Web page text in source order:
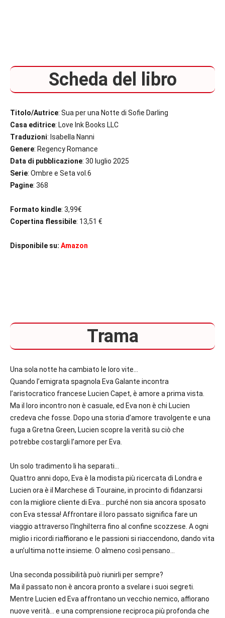
Scheda del libro
Titolo/Autrice: Sua per una Notte di Sofie Darling
Casa editrice: Love Ink Books LLC
Traduzioni: Isabella Nanni
Genere: Regency Romance
Data di pubblicazione: 30 luglio 2025
Serie: Ombre e Seta vol.6
Pagine: 368
Formato kindle: 3,99€
Copertina flessibile: 13,51 €
Disponibile su: Amazon
Trama
Una sola notte ha cambiato le loro vite…
Quando l’emigrata spagnola Eva Galante incontra
l’aristocratico francese Lucien Capet, è amore a prima vista.
Ma il loro incontro non è casuale, ed Eva non è chi Lucien
credeva che fosse. Dopo una storia d’amore travolgente e una
fuga a Gretna Green, Lucien scopre la verità su ciò che
potrebbe costargli l’amore per Eva.
Un solo tradimento li ha separati…
Quattro anni dopo, Eva è la modista più ricercata di Londra e
Lucien ora è il Marchese di Touraine, in procinto di fidanzarsi
con la migliore cliente di Eva… purché non sia ancora sposato
con Eva stessa! Affrontare il loro passato significa fare un
viaggio attraverso l’Inghilterra fino al confine scozzese. A ogni
miglio i ricordi riaffiorano e le passioni si riaccendono, dando vita
a un’ultima notte insieme. O almeno così pensano…
Una seconda possibilità può riunirli per sempre?
Ma il passato non è ancora pronto a svelare i suoi segreti.
Mentre Lucien ed Eva affrontano un vecchio nemico, affiorano
nuove verità… e una comprensione reciproca più profonda che